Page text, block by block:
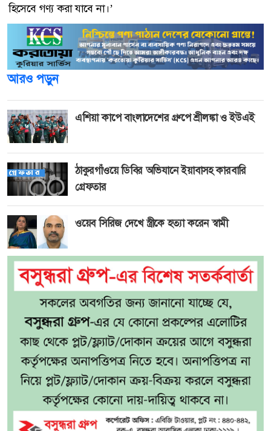
হিসেবে গণ্য করা যাবে না।’
আরও পড়ুন
এশিয়া কাপে বাংলাদেশের গ্রুপে শ্রীলঙ্কা ও ইউএই
ঠাকুরগাঁওয়ে ডিবির অভিযানে ইয়াবাসহ কারবারি
গ্রেফতার
ওয়েব সিরিজ দেখে স্ত্রীকে হত্যা করেন স্বামী